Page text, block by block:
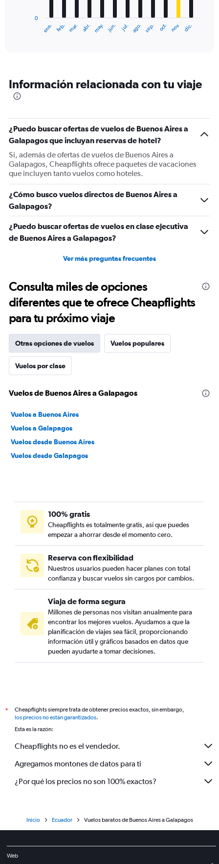
categories.
The
Y
axis
displaying
values.
Range:
0
1500.
ene. feb. mar. abr. may. jun. jul. ago. sep. oct. nov. dic.
0
Información relacionada con tu viaje
¿Puedo buscar ofertas de vuelos de Buenos Aires a
Galapagos que incluyan reservas de hotel?
Sí, además de ofertas de vuelos de Buenos Aires a
Galapagos, Cheapflights ofrece paquetes de vacaciones
que incluyen tanto vuelos como hoteles.
¿Cómo busco vuelos directos de Buenos Aires a
Galapagos?
¿Puedo buscar ofertas de vuelos en clase ejecutiva
de Buenos Aires a Galapagos?
Ver más preguntas frecuentes
Consulta miles de opciones
diferentes que te ofrece Cheapflights
para tu próximo viaje
Otras opciones de vuelos Vuelos populares
Vuelos por clase
Vuelos de Buenos Aires a Galapagos
Vuelos a Buenos Aires
Vuelos a Galapagos
Vuelos desde Buenos Aires
Vuelos desde Galapagos
100% gratis
Cheapflights es totalmente gratis, así que puedes
empezar a ahorrar desde el momento cero.
Reserva con flexibilidad
Nuestros usuarios pueden hacer planes con total
confianza y buscar vuelos sin cargos por cambios.
Viaja de forma segura
Millones de personas nos visitan anualmente para
encontrar los mejores vuelos. Ayudamos a que la
planificación de viajes sea fácil, proporcionando
información útil y gráficos basados en datos que
pueden ayudarte a tomar decisiones.
*
Cheapflights siempre trata de obtener precios exactos, sin embargo,
los precios no están garantizados.
Esta es la razón:
Cheapflights no es el vendedor.
Agregamos montones de datos para ti
¿Por qué los precios no son 100% exactos?
Inicio Ecuador Vuelos baratos de Buenos Aires a Galapagos
Web